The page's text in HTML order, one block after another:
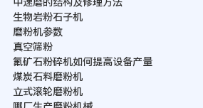
生物岩粉石子机
磨粉机参数
真空筛粉
氟矿石粉碎机如何提高设备产量
煤炭石料磨粉机
立式滚轮磨粉机